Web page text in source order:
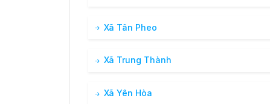
Xã Tân Pheo
Xã Trung Thành
Xã Yên Hòa